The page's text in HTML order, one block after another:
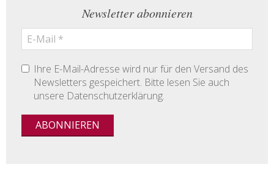
Newsletter abonnieren
Ihre E-Mail-Adresse wird nur für den Versand des
Newsletters gespeichert. Bitte lesen Sie auch
unsere Datenschutzerklärung.